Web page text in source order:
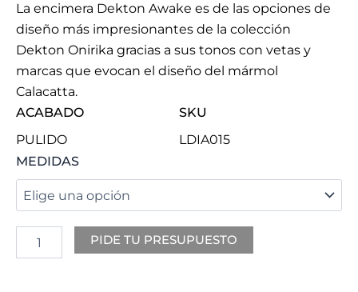
La encimera Dekton Awake es de las opciones de
diseño más impresionantes de la colección
Dekton Onirika gracias a sus tonos con vetas y
marcas que evocan el diseño del mármol
Calacatta.
ACABADO
PULIDO
SKU
LDIA015
MEDIDAS
AWAKE
PIDE TU PRESUPUESTO